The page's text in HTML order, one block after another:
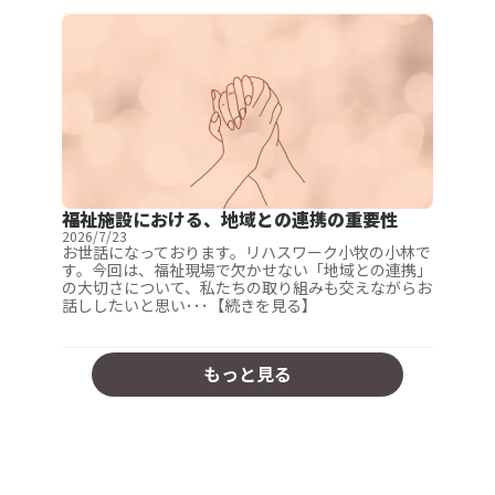
福祉施設における、地域との連携の重要性
2026/7/23
お世話になっております。リハスワーク小牧の小林で
す。今回は、福祉現場で欠かせない「地域との連携」
の大切さについて、私たちの取り組みも交えながらお
話ししたいと思い･･･【続きを見る】
もっと見る